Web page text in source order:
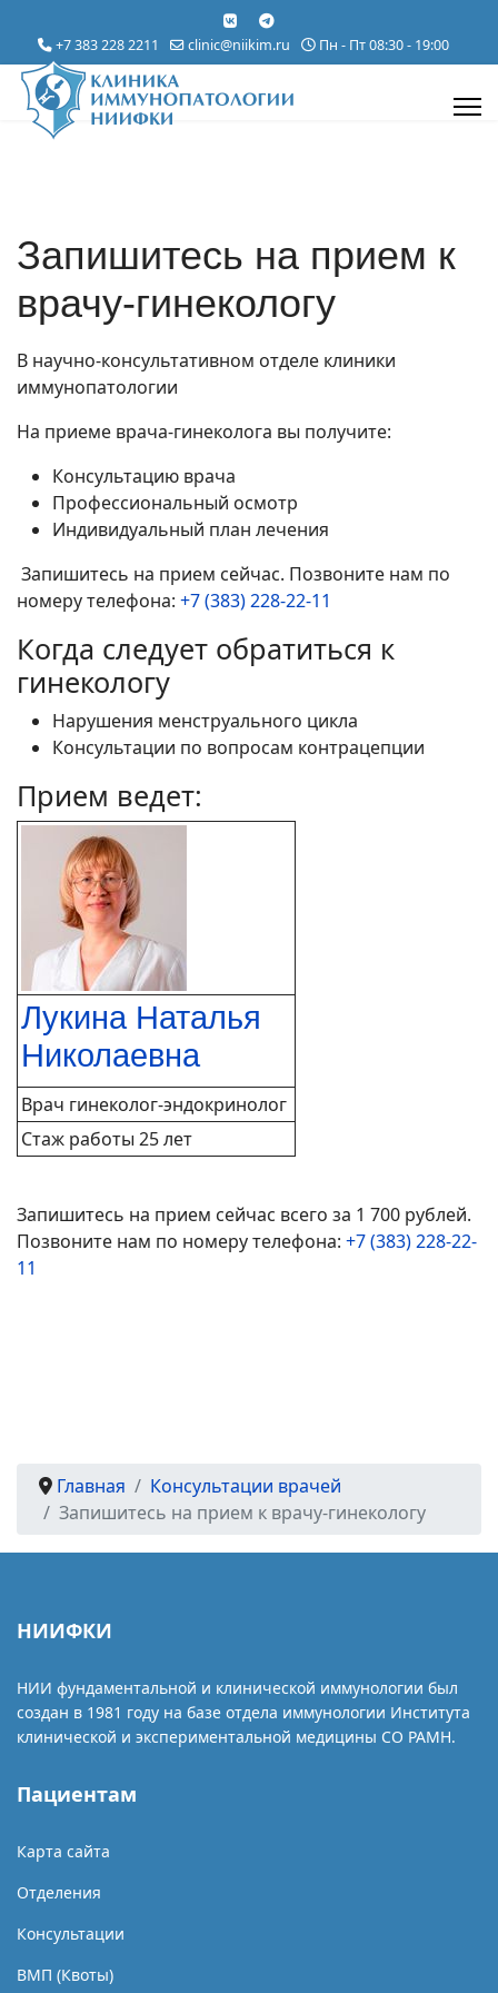
+7 383 228 2211 clinic@niikim.ru Пн - Пт 08:30 - 19:00
Запишитесь на прием к
врачу-гинекологу
В научно-консультативном отделе клиники
иммунопатологии
На приеме врача-гинеколога вы получите:
Консультацию врача
Профессиональный осмотр
Индивидуальный план лечения
Запишитесь на прием сейчас. Позвоните нам по
номеру телефона: +7 (383) 228-22-11
Когда следует обратиться к
гинекологу
Нарушения менструального цикла
Консультации по вопросам контрацепции
Прием ведет:
Лукина Наталья
Николаевна
Врач гинеколог-эндокринолог
Стаж работы 25 лет
Запишитесь на прием сейчас всего за 1 700 рублей.
Позвоните нам по номеру телефона: +7 (383) 228-22-
11
Главная
Консультации врачей
Запишитесь на прием к врачу-гинекологу
НИИФКИ
НИИ фундаментальной и клинической иммунологии был
создан в 1981 году на базе отдела иммунологии Института
клинической и экспериментальной медицины СО РАМН.
Пациентам
Карта сайта
Отделения
Консультации
ВМП (Квоты)